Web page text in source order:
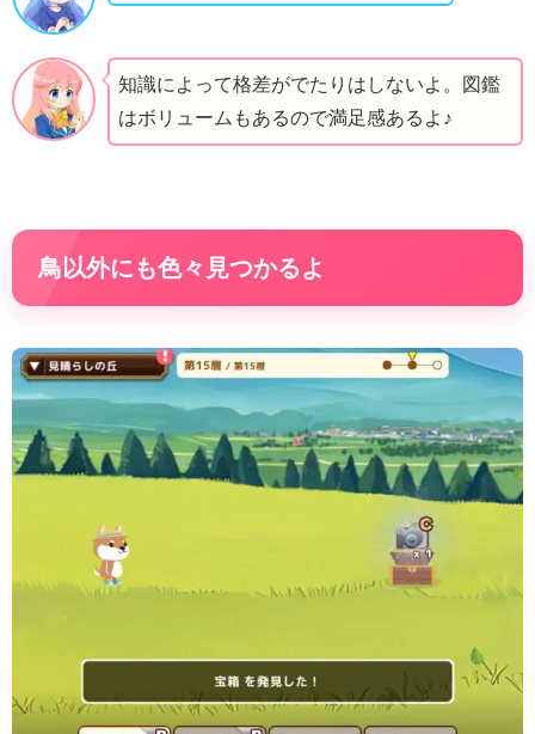
知識によって格差がでたりはしないよ。図鑑
はボリュームもあるので満足感あるよ♪
鳥以外にも色々見つかるよ